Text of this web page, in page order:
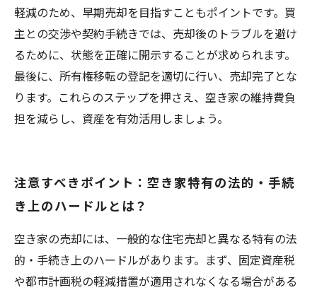
軽減のため、早期売却を目指すこともポイントです。買
主との交渉や契約手続きでは、売却後のトラブルを避け
るために、状態を正確に開示することが求められます。
最後に、所有権移転の登記を適切に行い、売却完了とな
ります。これらのステップを押さえ、空き家の維持費負
担を減らし、資産を有効活用しましょう。
注意すべきポイント：空き家特有の法的・手続
き上のハードルとは？
空き家の売却には、一般的な住宅売却と異なる特有の法
的・手続き上のハードルがあります。まず、固定資産税
や都市計画税の軽減措置が適用されなくなる場合がある